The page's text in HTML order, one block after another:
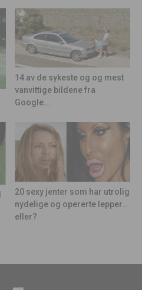
14 av de sykeste og og mest
vanvittige bildene fra
Google...
20 sexy jenter som har utrolig
nydelige og opererte lepper…
eller?